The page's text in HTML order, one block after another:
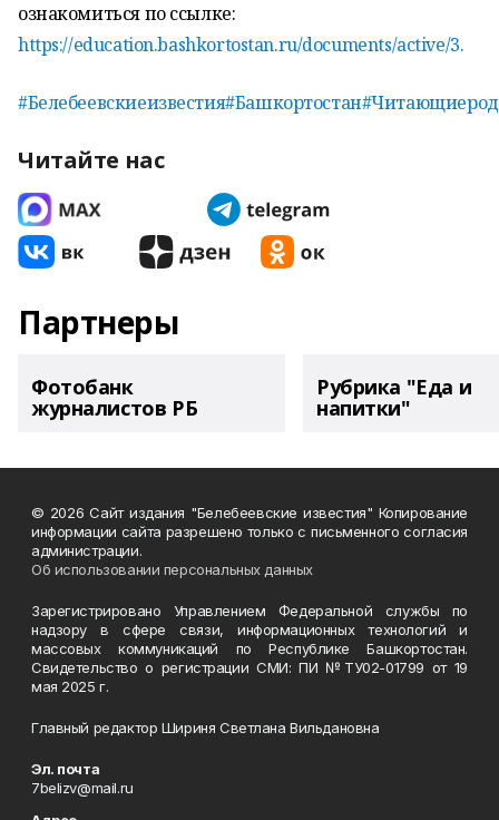
ознакомиться по ссылке:
https://education.bashkortostan.ru/documents/active/3.
#Белебеевскиеизвестия#Башкортостан
Читайте нас
Партнеры
Фотобанк
журналистов РБ
Рубрика "Еда и
напитки"
© 2026 Сайт издания "Белебеевские известия" Копирование
информации сайта разрешено только с письменного согласия
администрации.
Об использовании персональных данных
Зарегистрировано Управлением Федеральной службы по
надзору в сфере связи, информационных технологий и
массовых коммуникаций по Республике Башкортостан.
Свидетельство о регистрации СМИ: ПИ №ТУ02-01799 от 19
мая 2025 г.
Главный редактор Шириня Светлана Вильдановна
Эл. почта
7belizv@mail.ru